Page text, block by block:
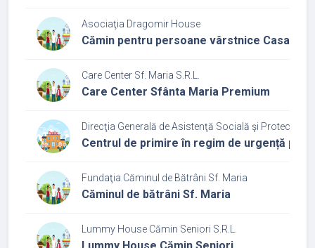
Asociaţia Dragomir House
Cămin pentru persoane vârstnice Casa
Care Center Sf. Maria S.R.L.
Care Center Sfânta Maria Premium
Direcţia Generală de Asistenţă Socială şi Protecţia
Centrul de primire în regim de urgență
Fundaţia Căminul de Bătrâni Sf. Maria
Căminul de bătrâni Sf. Maria
Lummy House Cămin Seniori S.R.L.